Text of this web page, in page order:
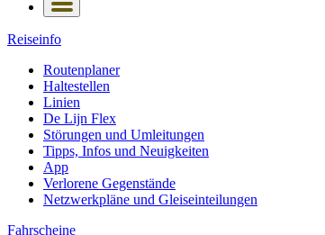
Reiseinfo
Routenplaner
Haltestellen
Linien
De Lijn Flex
Störungen und Umleitungen
Tipps, Infos und Neuigkeiten
App
Verlorene Gegenstände
Netzwerkpläne und Gleiseinteilungen
Fahrscheine